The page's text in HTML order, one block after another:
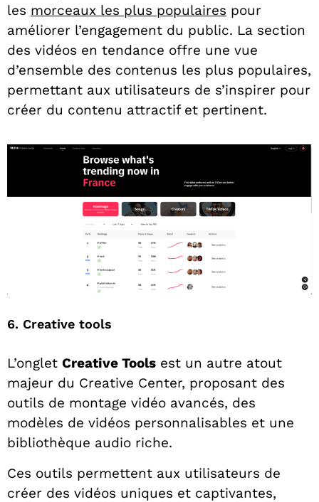
les morceaux les plus populaires pour
améliorer l’engagement du public. La section
des vidéos en tendance offre une vue
d’ensemble des contenus les plus populaires,
permettant aux utilisateurs de s’inspirer pour
créer du contenu attractif et pertinent.
6. Creative tools
L’onglet Creative Tools est un autre atout
majeur du Creative Center, proposant des
outils de montage vidéo avancés, des
modèles de vidéos personnalisables et une
bibliothèque audio riche.
Ces outils permettent aux utilisateurs de
créer des vidéos uniques et captivantes,